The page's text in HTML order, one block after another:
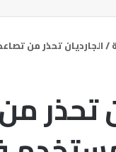
/الجارديان تحذر من